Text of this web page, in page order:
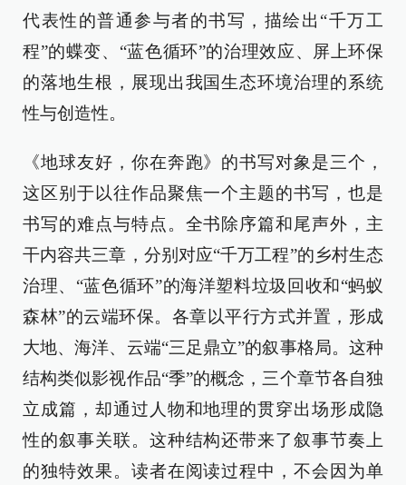
代表性的普通参与者的书写，描绘出“千万工
程”的蝶变、“蓝色循环”的治理效应、屏上环保
的落地生根，展现出我国生态环境治理的系统
性与创造性。
《地球友好，你在奔跑》的书写对象是三个，
这区别于以往作品聚焦一个主题的书写，也是
书写的难点与特点。全书除序篇和尾声外，主
干内容共三章，分别对应“千万工程”的乡村生态
治理、“蓝色循环”的海洋塑料垃圾回收和“蚂蚁
森林”的云端环保。各章以平行方式并置，形成
大地、海洋、云端“三足鼎立”的叙事格局。这种
结构类似影视作品“季”的概念，三个章节各自独
立成篇，却通过人物和地理的贯穿出场形成隐
性的叙事关联。这种结构还带来了叙事节奏上
的独特效果。读者在阅读过程中，不会因为单